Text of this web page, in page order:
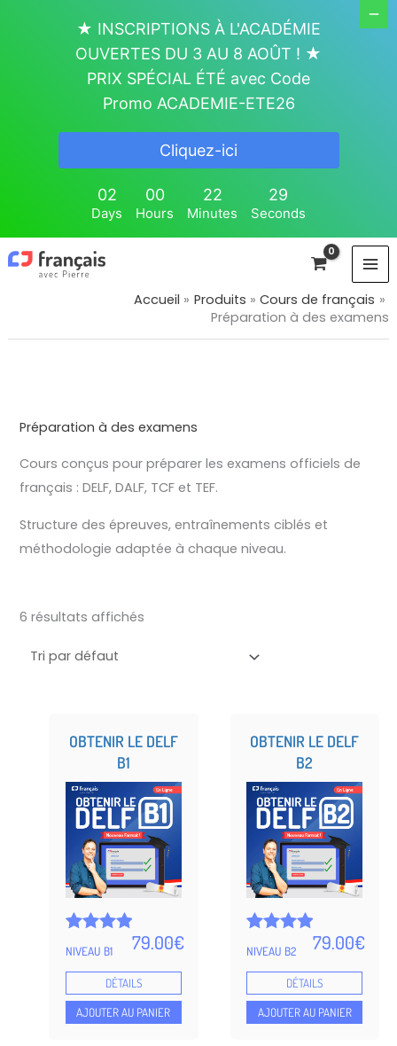
Accueil Produits
Cours de français
Préparation à des examens
Préparation à des examens
Cours conçus pour préparer les examens officiels de
français : DELF, DALF, TCF et TEF.
Structure des épreuves, entraînements ciblés et
méthodologie adaptée à chaque niveau.
6 résultats affichés
OBTENIR LE DELF
B1
Noté
4.98
sur 5
basé
sur
5
notations
NIVEAU B1 79.00€
DÉTAILS
AJOUTER AU PANIER
OBTENIR LE DELF
B2
Noté
4.99
sur 5
basé
sur
5
notations
NIVEAU B2 79.00€
DÉTAILS
AJOUTER AU PANIER
★ INSCRIPTIONS À L'ACADÉMIE
OUVERTES DU 3 AU 8 AOÛT ! ★
PRIX SPÉCIAL ÉTÉ avec Code
Promo ACADEMIE-ETE26
Cliquez-ici
02
Days
00
Hours
22
Minutes
29
Seconds